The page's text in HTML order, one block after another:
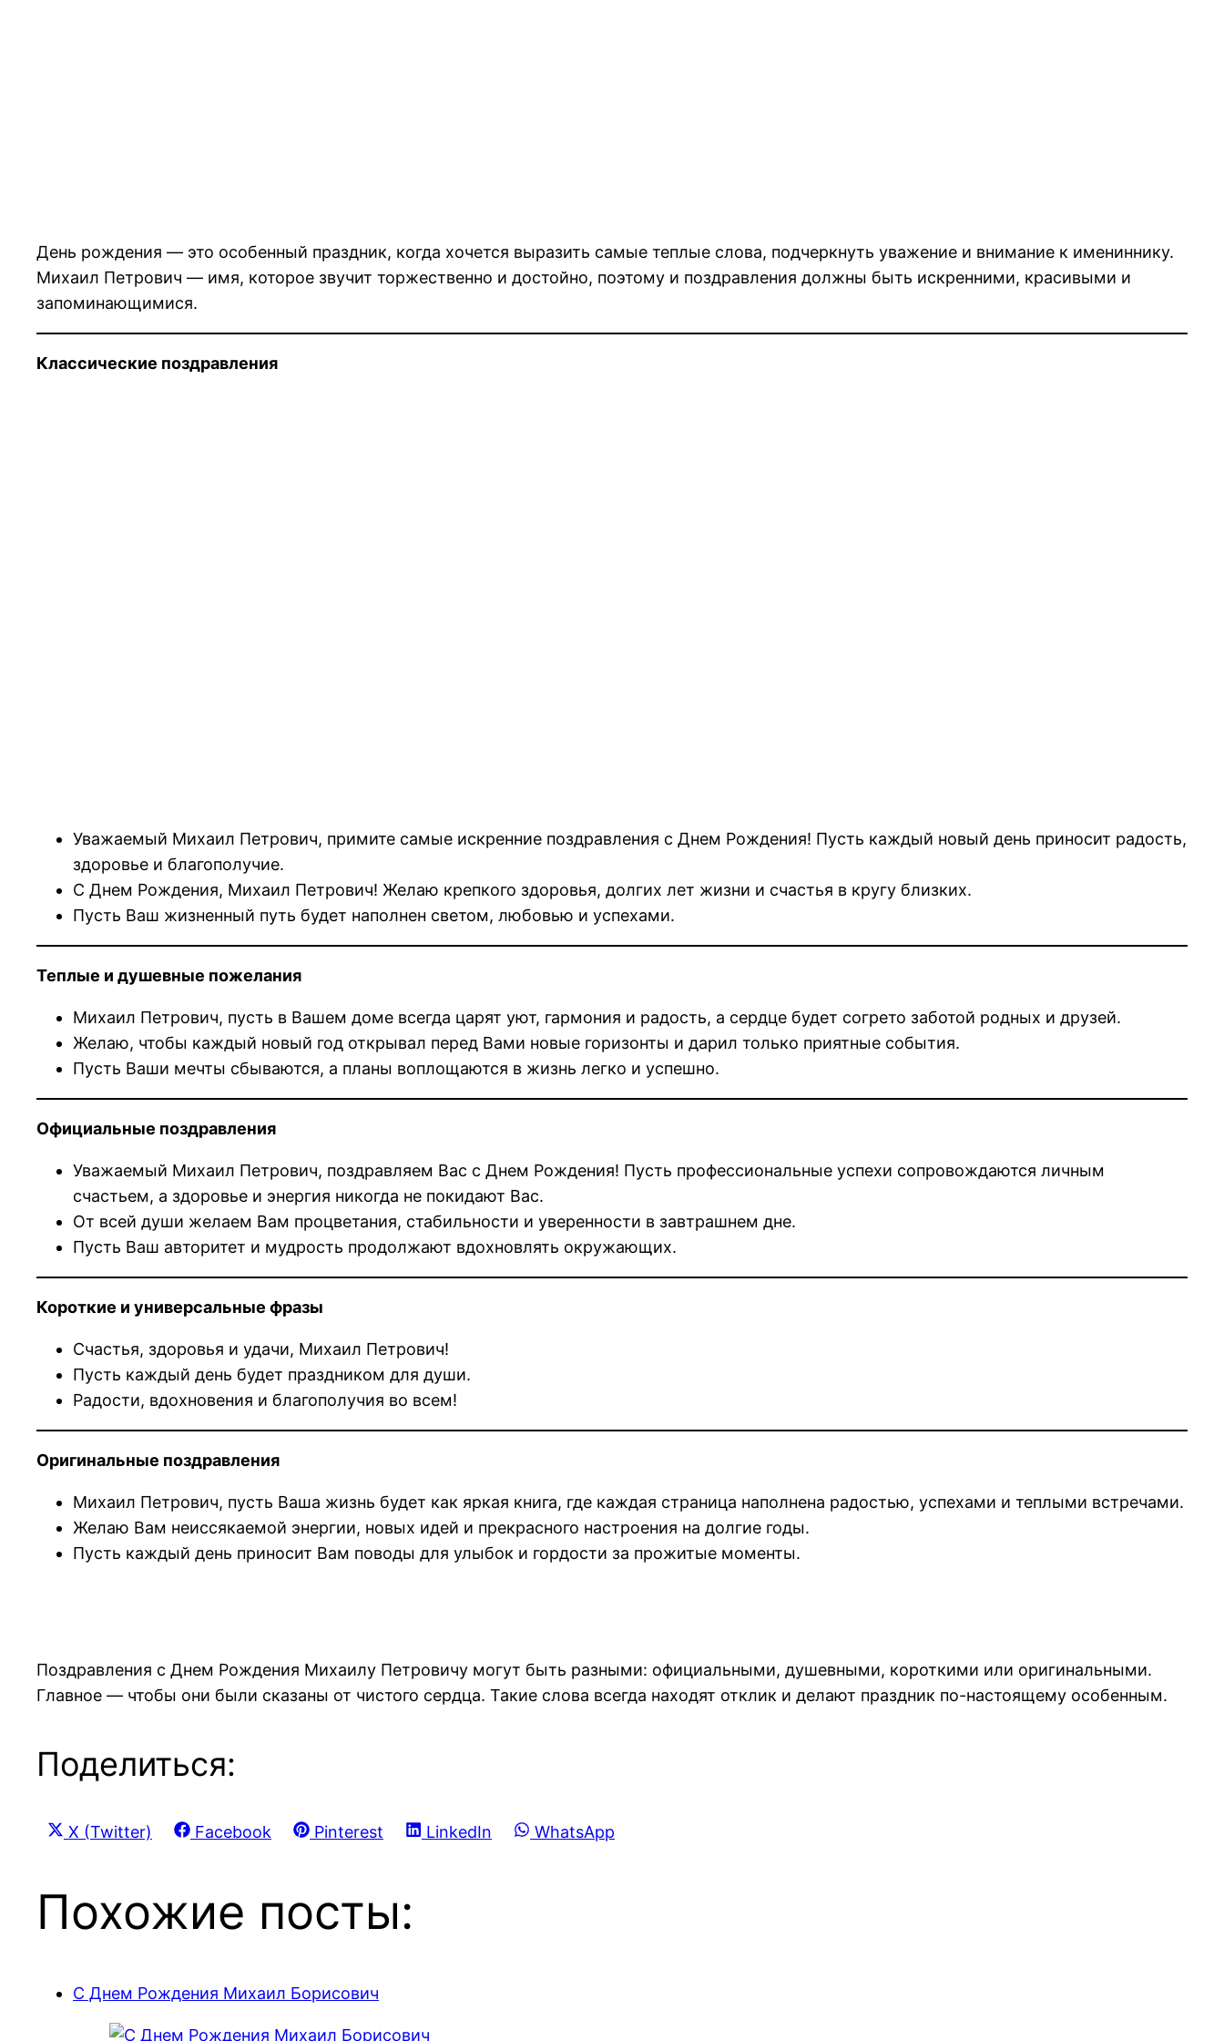
День рождения — это особенный праздник, когда хочется выразить самые теплые слова, подчеркнуть уважение и внимание к имениннику.
Михаил Петрович — имя, которое звучит торжественно и достойно, поэтому и поздравления должны быть искренними, красивыми и
запоминающимися.
Классические поздравления
Уважаемый Михаил Петрович, примите самые искренние поздравления с Днем Рождения! Пусть каждый новый день приносит радость,
здоровье и благополучие.
С Днем Рождения, Михаил Петрович! Желаю крепкого здоровья, долгих лет жизни и счастья в кругу близких.
Пусть Ваш жизненный путь будет наполнен светом, любовью и успехами.
Теплые и душевные пожелания
Михаил Петрович, пусть в Вашем доме всегда царят уют, гармония и радость, а сердце будет согрето заботой родных и друзей.
Желаю, чтобы каждый новый год открывал перед Вами новые горизонты и дарил только приятные события.
Пусть Ваши мечты сбываются, а планы воплощаются в жизнь легко и успешно.
Официальные поздравления
Уважаемый Михаил Петрович, поздравляем Вас с Днем Рождения! Пусть профессиональные успехи сопровождаются личным
счастьем, а здоровье и энергия никогда не покидают Вас.
От всей души желаем Вам процветания, стабильности и уверенности в завтрашнем дне.
Пусть Ваш авторитет и мудрость продолжают вдохновлять окружающих.
Короткие и универсальные фразы
Счастья, здоровья и удачи, Михаил Петрович!
Пусть каждый день будет праздником для души.
Радости, вдохновения и благополучия во всем!
Оригинальные поздравления
Михаил Петрович, пусть Ваша жизнь будет как яркая книга, где каждая страница наполнена радостью, успехами и теплыми встречами.
Желаю Вам неиссякаемой энергии, новых идей и прекрасного настроения на долгие годы.
Пусть каждый день приносит Вам поводы для улыбок и гордости за прожитые моменты.
Поздравления с Днем Рождения Михаилу Петровичу могут быть разными: официальными, душевными, короткими или оригинальными.
Главное — чтобы они были сказаны от чистого сердца. Такие слова всегда находят отклик и делают праздник по-настоящему особенным.
Поделиться:
Share
X (Twitter)
Share
Facebook
Share
Pinterest
Share
LinkedIn
Share
WhatsApp
Похожие посты:
С Днем Рождения Михаил Борисович